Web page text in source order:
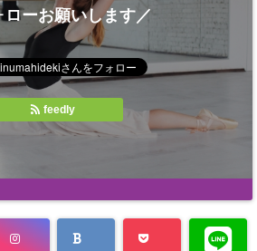
ローお願いします／
feedly